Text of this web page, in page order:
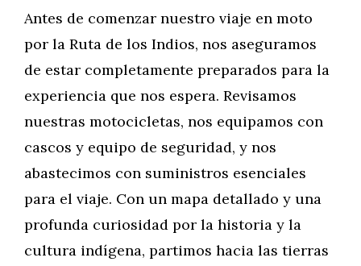
Antes de comenzar nuestro viaje en moto
por la Ruta de los Indios, nos aseguramos
de estar completamente preparados para la
experiencia que nos espera. Revisamos
nuestras motocicletas, nos equipamos con
cascos y equipo de seguridad, y nos
abastecimos con suministros esenciales
para el viaje. Con un mapa detallado y una
profunda curiosidad por la historia y la
cultura indígena, partimos hacia las tierras